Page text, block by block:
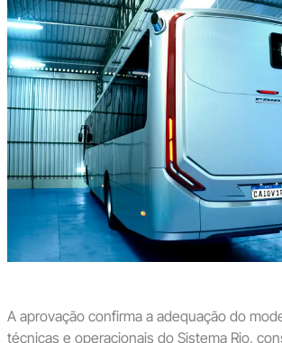
A aprovação confirma a adequação do
técnicas e operacionais do Sistema Rio,